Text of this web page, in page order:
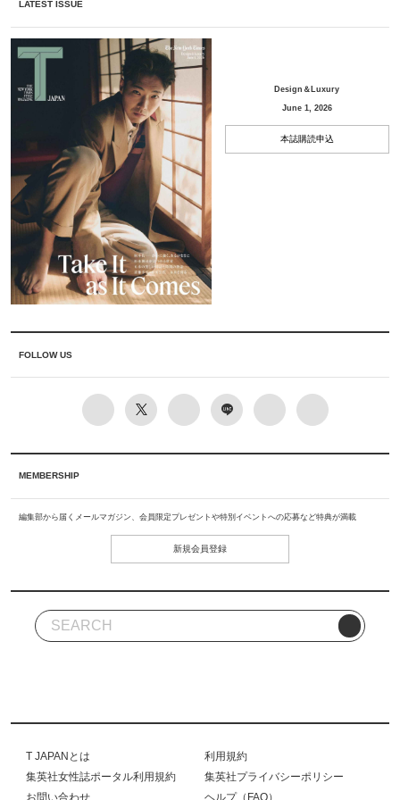
LATEST ISSUE
Design＆Luxury
June 1, 2026
本誌購読申込
FOLLOW US
MEMBERSHIP
編集部から届くメールマガジン、会員限定プレゼントや特別イベントへの応募など特典が満載
新規会員登録
T JAPANとは
利用規約
集英社女性誌ポータル利用規約
集英社プライバシーポリシー
お問い合わせ
ヘルプ（FAQ）